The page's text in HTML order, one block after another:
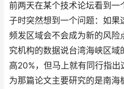
前两天在某个技术论坛看到
子时突然想到一个问题：如果
频发区域会不会成为新的风险
究机构的数据说台湾海峡区域
高20%，但马上就有同行指
为那篇论文主要研究的是南海